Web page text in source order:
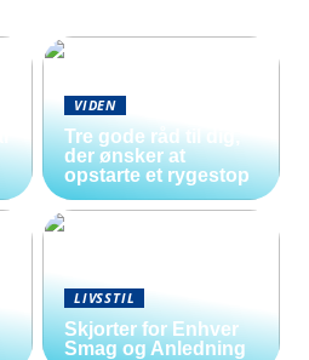
VIDEN
Tre gode råd til dig,
der ønsker at
opstarte et rygestop
LIVSSTIL
Skjorter for Enhver
Smag og Anledning